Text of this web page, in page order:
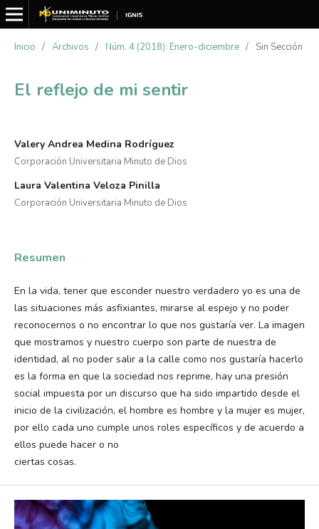
Inicio / Archivos / Núm. 4 (2018): Enero-diciembre / Sin Sección
El reflejo de mi sentir
Valery Andrea Medina Rodríguez
Corporación Universitaria Minuto de Dios
Laura Valentina Veloza Pinilla
Corporación Universitaria Minuto de Dios
Resumen
En la vida, tener que esconder nuestro verdadero yo es una de
las situaciones más asfixiantes, mirarse al espejo y no poder
reconocernos o no encontrar lo que nos gustaría ver. La imagen
que mostramos y nuestro cuerpo son parte de nuestra de
identidad, al no poder salir a la calle como nos gustaría hacerlo
es la forma en que la sociedad nos reprime, hay una presión
social impuesta por un discurso que ha sido impartido desde el
inicio de la civilización, el hombre es hombre y la mujer es mujer,
por ello cada uno cumple unos roles específicos y de acuerdo a
ellos puede hacer o no
ciertas cosas.